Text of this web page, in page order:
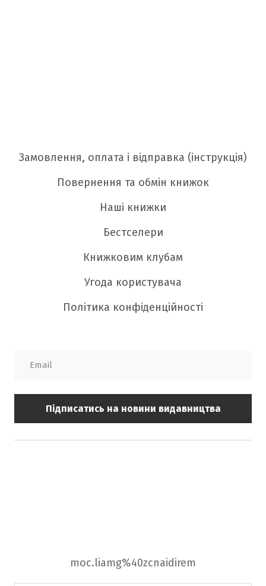
Замовлення, оплата і відправка (інструкція)
Повернення та обмін книжок
Наші книжки
Бестселери
Книжковим клубам
Угода користувача
Політика конфіденційності
Підписатись на новини видавництва
moc.liamg%40zcnaidirem